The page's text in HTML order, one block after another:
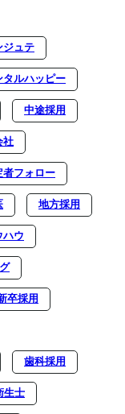
ジュテ
タルハッピー
中途採用
社
者フォロー
地方採用
ハウ
卒採用
歯科採用
生士